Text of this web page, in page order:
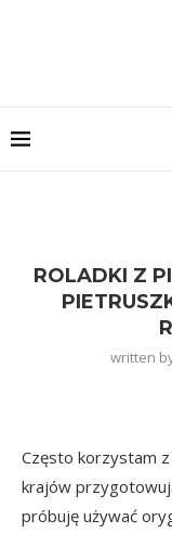
ROLADKI Z
written
Często korzystam
krajów
próbuję używać